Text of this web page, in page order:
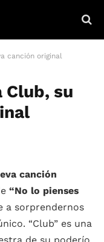
canción original
Club, su
canción
“No lo pienses
a sorprendernos
“Club” es una